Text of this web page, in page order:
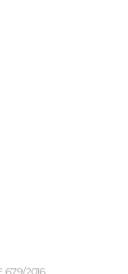
679/2016